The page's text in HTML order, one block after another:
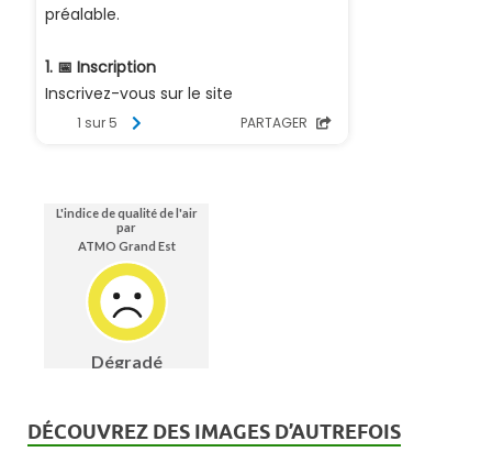
DÉCOUVREZ DES IMAGES D’AUTREFOIS